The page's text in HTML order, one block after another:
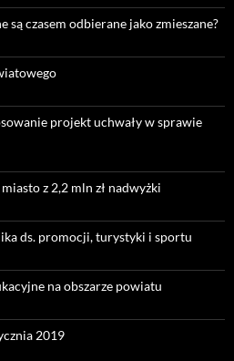
są czasem odbierane jako zmieszane?
projekt uchwały w sprawie
z 2,2 mln zł nadwyżki
ds. promocji, turystyki i sportu
na obszarze powiatu
2019